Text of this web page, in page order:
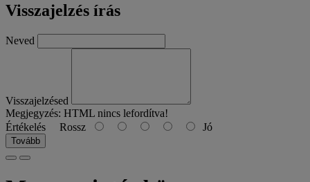
Visszajelzés írás
Neved
Visszajelzésed
Megjegyzés: HTML nincs lefordítva!
Értékelés Rossz Jó
Tovább